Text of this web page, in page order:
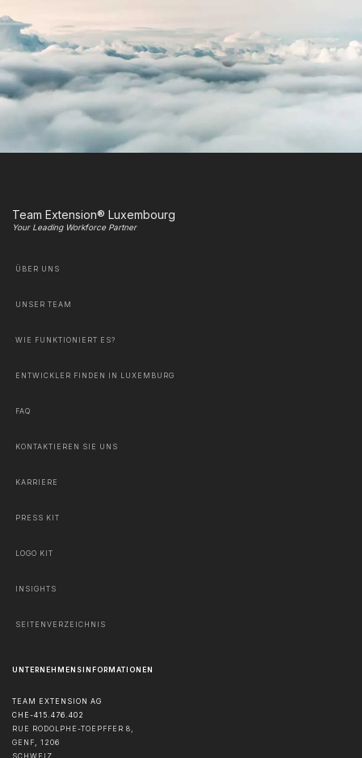
Team Extension® Luxembourg
Your Leading Workforce Partner
ÜBER UNS
UNSER TEAM
WIE FUNKTIONIERT ES?
ENTWICKLER FINDEN IN LUXEMBURG
FAQ
KONTAKTIEREN SIE UNS
KARRIERE
PRESS KIT
LOGO KIT
INSIGHTS
SEITENVERZEICHNIS
UNTERNEHMENSINFORMATIONEN
TEAM EXTENSION AG
CHE-415.476.402
RUE RODOLPHE-TOEPFFER 8,
GENF, 1206